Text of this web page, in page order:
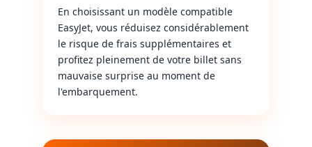
En choisissant un modèle compatible
EasyJet, vous réduisez considérablement
le risque de frais supplémentaires et
profitez pleinement de votre billet sans
mauvaise surprise au moment de
l'embarquement.